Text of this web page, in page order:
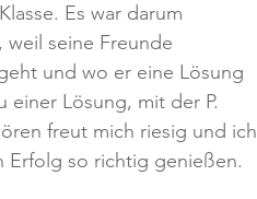
Es war darum
seine Freunde
und wo er eine Lösung
einer Lösung, mit der P.
freut mich riesig und ich
Erfolg so richtig genießen.